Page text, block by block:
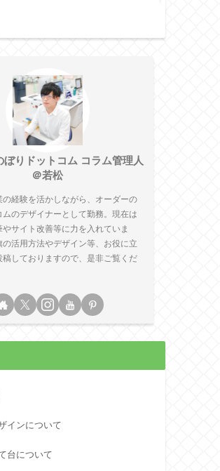
ぼりドットコム コラム管理人
＠若松
の経験を活かしながら、オーダーの
ムのデザイナーとして勤務。現在は
やサイト改善等に力を入れていま
の活用方法やデザイン等、お役に立
稿しておりますので、是非ご覧くだ
インについて
台について